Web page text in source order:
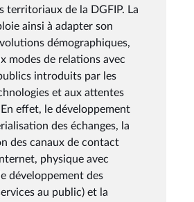
territoriaux de la DGFIP. La
ainsi à adapter son
démographiques,
modes de relations avec
introduits par les
et aux attentes
En effet, le développement
des échanges, la
des canaux de contact
physique avec
développement des
au public) et la